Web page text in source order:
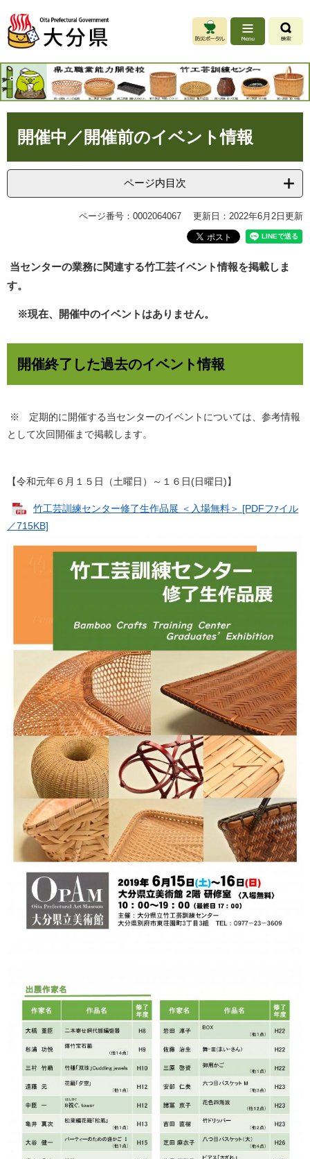
ジ
先
頭
で
ュ
を
飛
ば
へ
.
開催中／開催前のイベント情報
ページ内目次
ページ番号：0002064067 更新日：2022年6月2日更新
当センターの業務に関連する竹工芸イベント情報を掲載しま
す。
※現在、開催中のイベントはありません。
開催終了した過去のイベント情報
※ 定期的に開催する当センターのイベントについては、参考情報
として次回開催まで掲載します。
【令和元年６月１５日（土曜日）～１６日(日曜日)】
竹工芸訓練センター修了生作品展 ＜入場無料＞ [PDFフｧイル
／715KB]